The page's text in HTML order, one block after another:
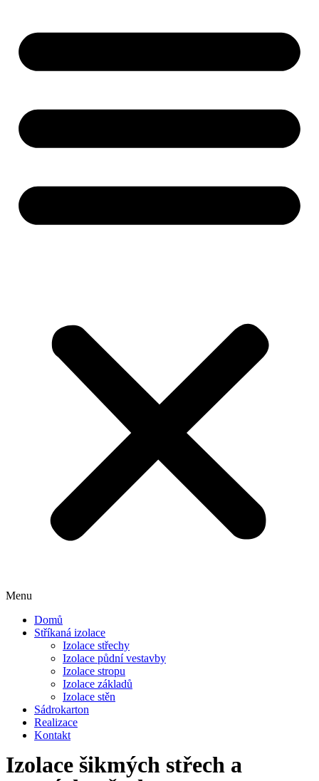
Menu
Domů
Stříkaná izolace
Izolace střechy
Izolace půdní vestavby
Izolace stropu
Izolace základů
Izolace stěn
Sádrokarton
Realizace
Kontakt
Izolace šikmých střech a